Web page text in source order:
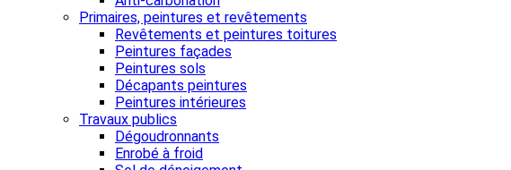
Primaires, peintures et revêtements
Revêtements et peintures toitures
Peintures façades
Peintures sols
Décapants peintures
Peintures intérieures
Travaux publics
Dégoudronnants
Enrobé à froid